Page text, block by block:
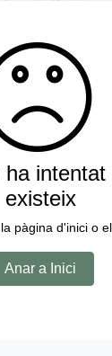
ha
existeix
pàgina d'inici o
Anar a Inici